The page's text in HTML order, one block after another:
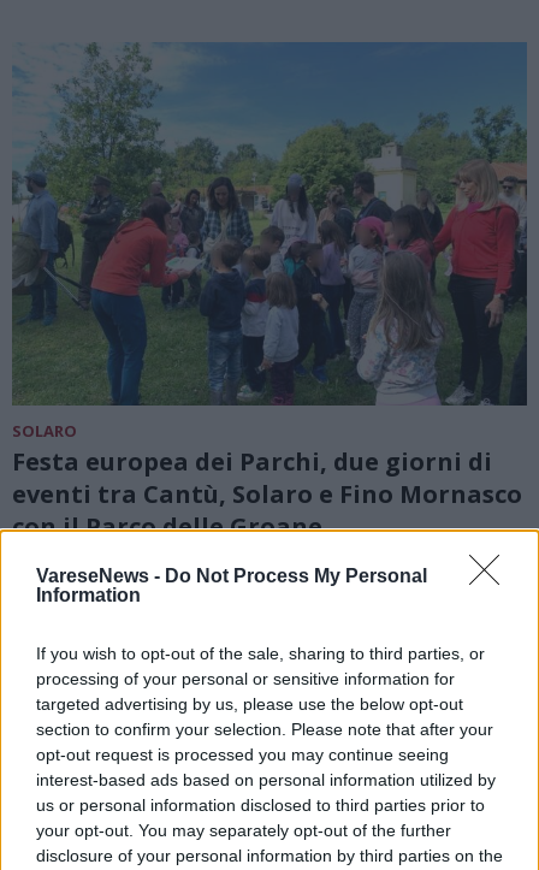
VareseNews - Do Not Process My Personal
Information
If you wish to opt-out of the sale, sharing to third parties, or
processing of your personal or sensitive information for
targeted advertising by us, please use the below opt-out
section to confirm your selection. Please note that after your
opt-out request is processed you may continue seeing
interest-based ads based on personal information utilized by
us or personal information disclosed to third parties prior to
your opt-out. You may separately opt-out of the further
disclosure of your personal information by third parties on the
SOLARO
Festa europea dei Parchi, due giorni di
eventi tra Cantù, Solaro e Fino Mornasco
con il Parco delle Groane